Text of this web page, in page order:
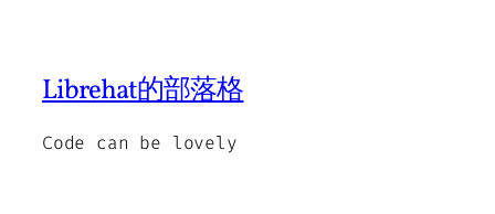
Librehat的部落格
Code can be lovely